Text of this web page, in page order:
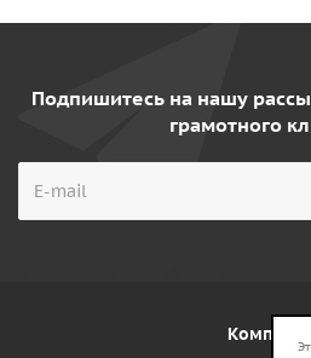
Подпишитесь на нашу
грамотного
Компания